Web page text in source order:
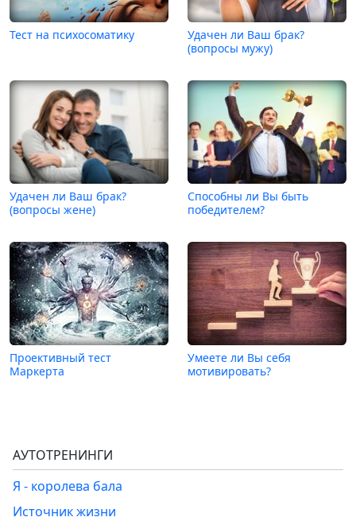
Тест на психосоматику
Удачен ли Ваш брак?
(вопросы мужу)
Удачен ли Ваш брак?
(вопросы жене)
Способны ли Вы быть
победителем?
Проективный тест
Маркерта
Умеете ли Вы себя
мотивировать?
АУТОТРЕНИНГИ
Я - королева бала
Источник жизни